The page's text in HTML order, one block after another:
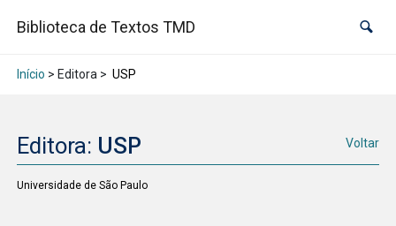
Biblioteca de Textos TMD
Início > Editora > USP
Editora: USP Voltar
Universidade de São Paulo